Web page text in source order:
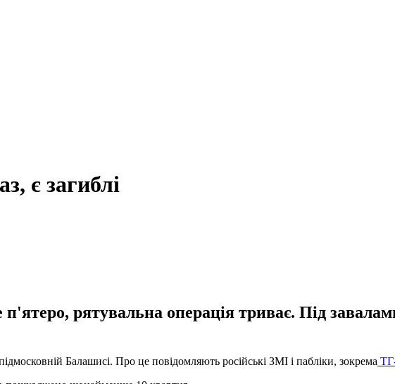
є загиблі
рятувальна операція триває. Під
Балашисі. Про це повідомляють російські ЗМІ і пабліки, зокрема